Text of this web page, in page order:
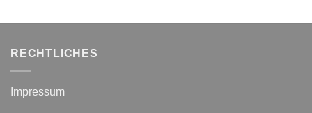
RECHTLICHES
Impressum